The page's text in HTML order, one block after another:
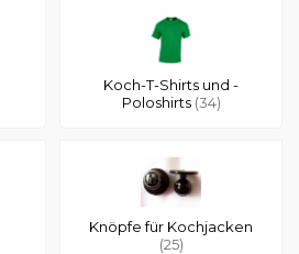
Koch-T-Shirts und -
Poloshirts (34)
Knöpfe für Kochjacken
(25)